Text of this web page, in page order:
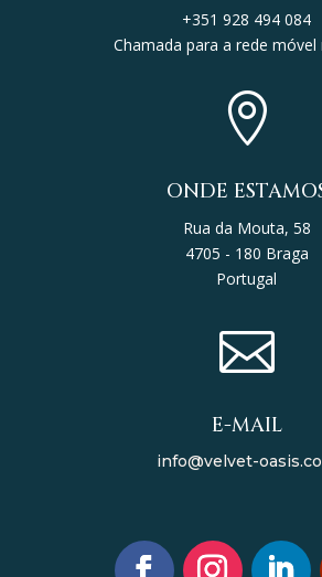
+351 928 494 084
Chamada para a rede móvel

ONDE
Rua da Mouta, 58
4705 - 180 Braga
Portugal

E-MAIL
info@velvet-